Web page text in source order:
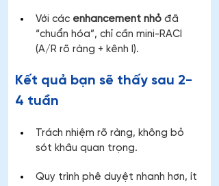
Với các enhancement nhỏ đã
“chuẩn hóa”, chỉ cần mini-RACI
(A/R rõ ràng + kênh I).
Kết quả bạn sẽ thấy sau 2-
4 tuần
Trách nhiệm rõ ràng, không bỏ
sót khâu quan trọng.
Quy trình phê duyệt nhanh hơn, ít